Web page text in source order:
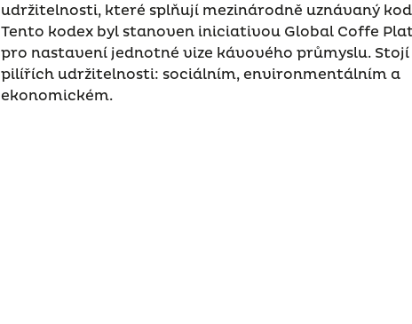
udržitelnosti, které splňují mezinárodně uznávaný
Tento kodex byl stanoven iniciativou Global Coffe
pro nastavení jednotné vize kávového průmyslu.
pilířích udržitelnosti: sociálním, environmentálním a
ekonomickém.